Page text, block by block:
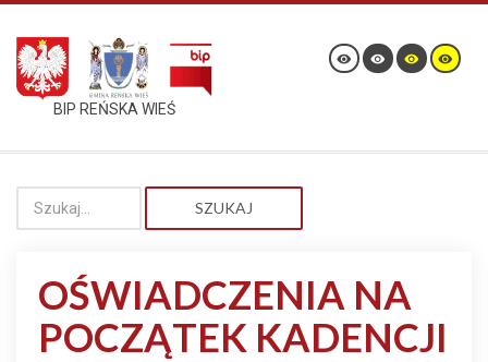
BIP REŃSKA WIEŚ
SZUKAJ
OŚWIADCZENIA NA
POCZĄTEK KADENCJI